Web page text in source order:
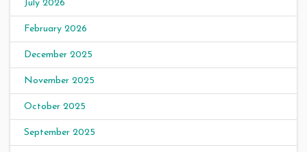
July 2026
February 2026
December 2025
November 2025
October 2025
September 2025